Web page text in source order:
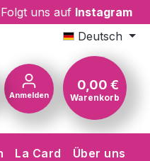
Folgt uns auf Instagram
Deutsch
Anmelden
0,00 €
Warenkorb
La Card Über uns